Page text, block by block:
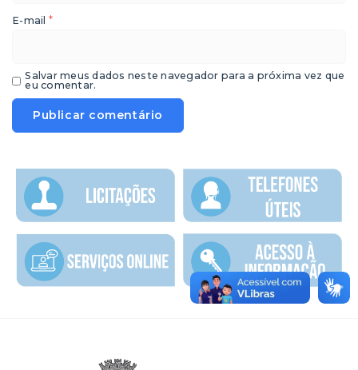
E-mail *
Salvar meus dados neste navegador para a próxima vez que
eu comentar.